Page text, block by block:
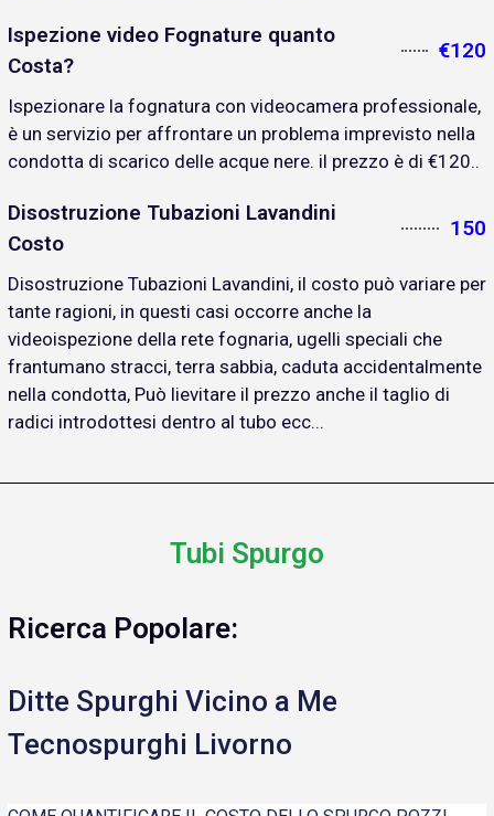
Ispezione video Fognature quanto
Costa?
€120
Ispezionare la fognatura con videocamera professionale,
è un servizio per affrontare un problema imprevisto nella
condotta di scarico delle acque nere. il prezzo è di €120..
Disostruzione Tubazioni Lavandini
Costo
150
Disostruzione Tubazioni Lavandini, il costo può variare per
tante ragioni, in questi casi occorre anche la
videoispezione della rete fognaria, ugelli speciali che
frantumano stracci, terra sabbia, caduta accidentalmente
nella condotta, Può lievitare il prezzo anche il taglio di
radici introdottesi dentro al tubo ecc...
Tubi Spurgo
Ricerca Popolare:
Ditte Spurghi Vicino a Me
Tecnospurghi Livorno